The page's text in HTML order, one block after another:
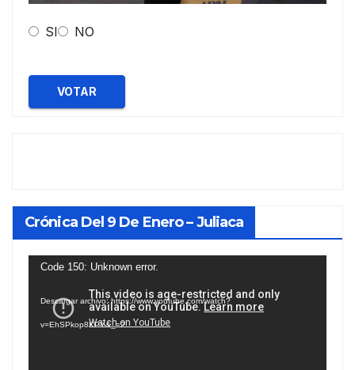
SI NO
VOTAR
Crónica Del 9 De Enero – Juliaca
Reproductor
vídeo
Code 150: Unknown error.
Descargar archivo: https://www.youtube.com/watch?
v=EhSPkop8KPY&_=2